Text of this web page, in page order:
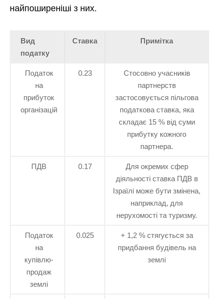
найпоширеніші з них.
Вид
податку
Ставка Примітка
Податок
на
прибуток
організацій
0.23
Стосовно учасників
партнерств
застосовується пільгова
податкова ставка, яка
складає 15 % від суми
прибутку кожного
партнера.
ПДВ 0.17
Для окремих сфер
діяльності ставка ПДВ в
Ізраїлі може бути змінена,
наприклад, для
нерухомості та туризму.
Податок
на
купівлю-
продаж
землі
0.025
+ 1,2 % стягується за
придбання будівель на
землі